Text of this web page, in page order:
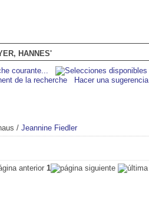
HANNES'
de la recherche Hacer una sugerencia
/ Jeannine Fiedler
1